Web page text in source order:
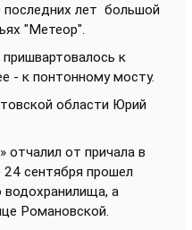
лет большой
"Метеор".
к
- к понтонному мосту.
области Юрий
от причала в
сентября прошел
водохранилища, а
Романовской.